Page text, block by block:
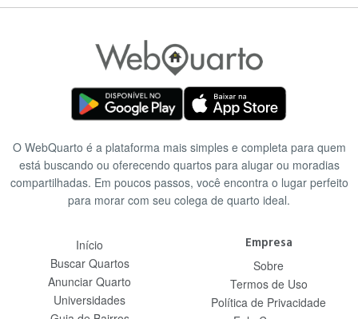
O WebQuarto é a plataforma mais simples e completa para quem
está buscando ou oferecendo quartos para alugar ou moradias
compartilhadas. Em poucos passos, você encontra o lugar perfeito
para morar com seu colega de quarto ideal.
Início
Buscar Quartos
Anunciar Quarto
Universidades
Empresa
Sobre
Termos de Uso
Política de Privacidade